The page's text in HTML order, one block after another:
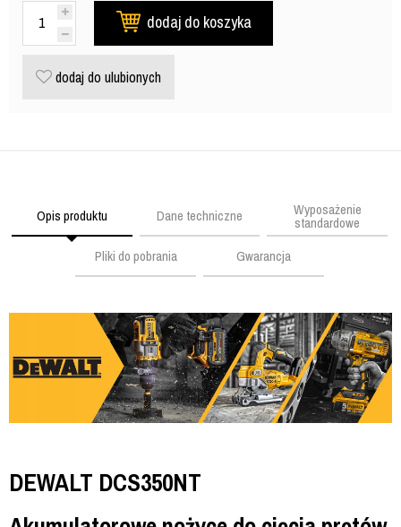
dodaj do koszyka
dodaj do ulubionych
Opis produktu Dane techniczne Wyposażenie
standardowe
Pliki do pobrania
Gwarancja
DEWALT DCS350NT